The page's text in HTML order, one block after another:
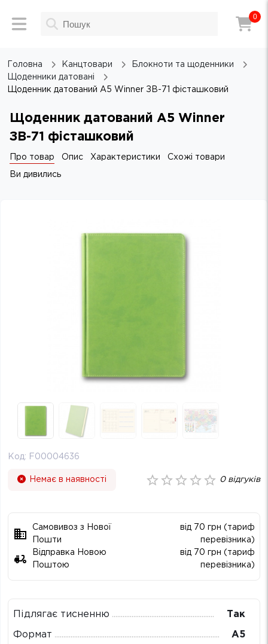
0
Головна Канцтовари
Блокноти та щоденники
Щоденники датовані
Щоденник датований А5 Winner ЗВ-71 фісташковий
Щоденник датований А5 Winner
ЗВ-71 фісташковий
Про товар Опис Характеристики Схожі товари
Ви дивились
Код: F00004636
Немає в наявності 0відгуків
Самовивоз з Нової
Пошти
від 70 грн (тариф
перевізника)
Відправка Новою
Поштою
від 70 грн (тариф
перевізника)
Підлягає тисненню Так
Формат А5